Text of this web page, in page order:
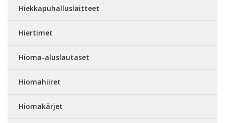
Hiekkapuhalluslaitteet
Hiertimet
Hioma-aluslautaset
Hiomahiiret
Hiomakärjet